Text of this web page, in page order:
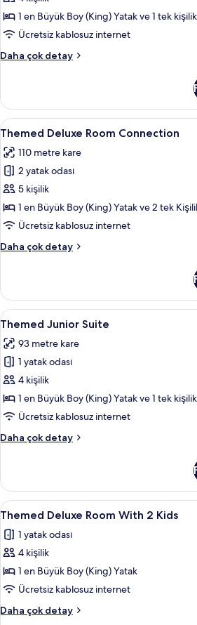
tüm
fotoğrafları
görün
1 en Büyük Boy (King) Yatak ve 1 tek
Ücretsiz kablosuz internet
Daha çok detay
Themed
daha
fazla
detay
Themed
Deluxe
Room
Connection
için
tüm
fotoğrafları
Minibar,
12
Themed Deluxe Room Connection
110 metre kare
2 yatak odası
5 kişilik
1 en Büyük Boy (King) Yatak ve 2 tek
Ücretsiz kablosuz internet
Daha çok detay
Themed
hakkında
daha
fazla
Themed
Junior
Suite
için
tüm
fotoğrafları
görün
13
Themed Junior Suite
93 metre kare
1 yatak odası
4 kişilik
1 en Büyük Boy (King) Yatak ve 1 tek
Ücretsiz kablosuz internet
Daha çok detay
Themed
daha
fazla
detay
Themed
Deluxe
Room
With
2
Kids
için
tüm
Minibar,
4
Themed Deluxe Room With 2 Kids
1 yatak odası
4 kişilik
1 en Büyük Boy (King) Yatak
Ücretsiz kablosuz internet
Daha çok detay
Themed